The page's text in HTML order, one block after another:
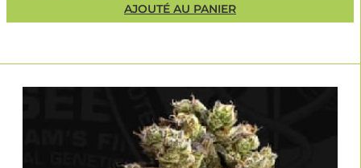
AJOUTÉ AU PANIER